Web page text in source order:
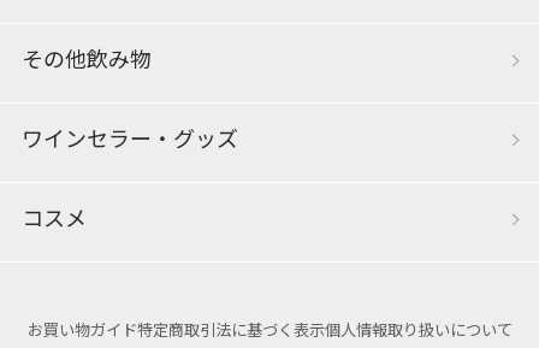
その他飲み物
ワインセラー・グッズ
コスメ
お買い物ガイド特定商取引法に基づく表示個人情報取り扱いについて